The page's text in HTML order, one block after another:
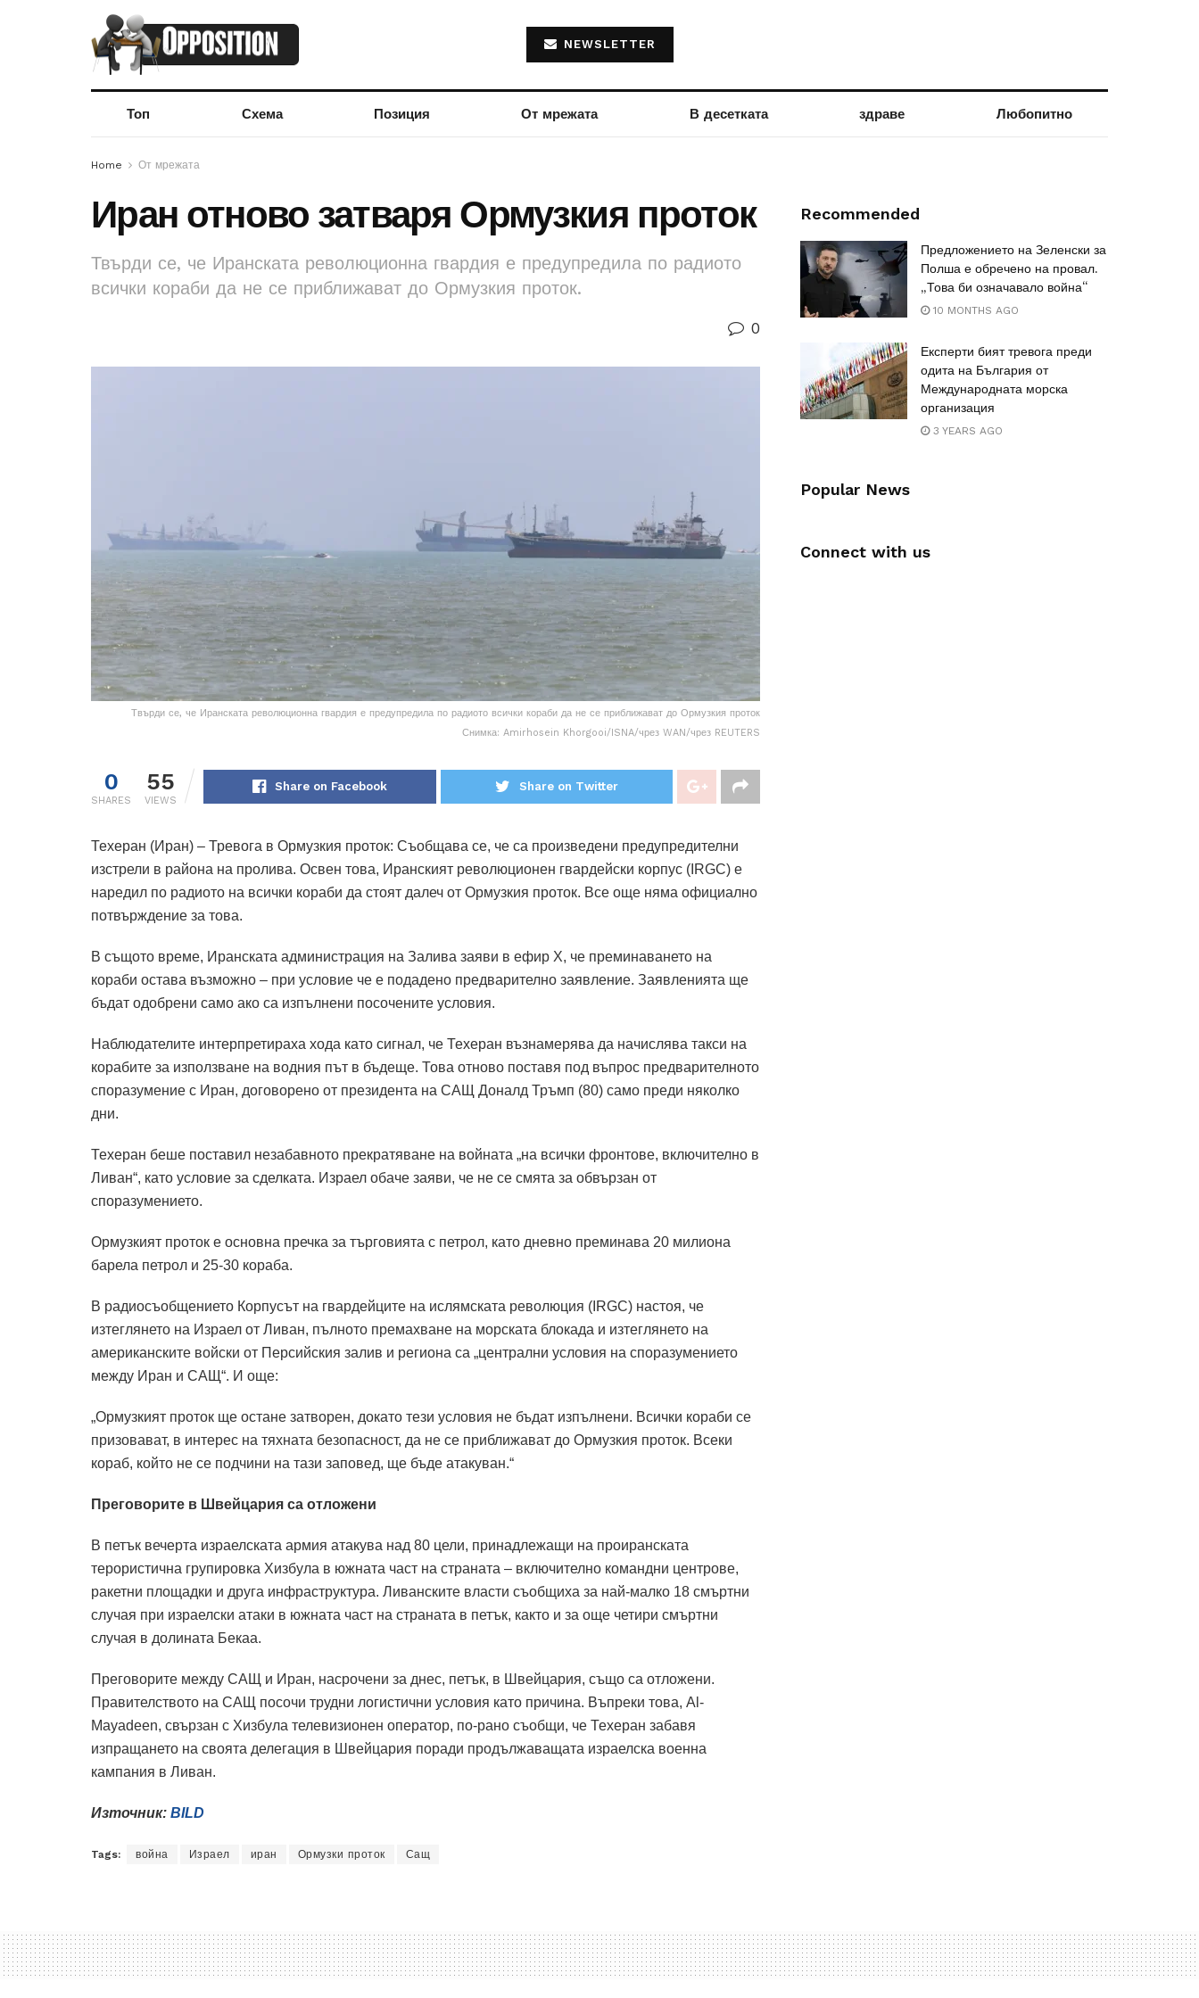
NEWSLETTER
Топ Схема Позиция От мрежата В десетката здраве Любопитно
Home От мрежата
Иран отново затваря Ормузкия проток
Твърди се, че Иранската революционна гвардия е предупредила по радиото
всички кораби да не се приближават до Ормузкия проток.
0
Твърди се, че Иранската революционна гвардия е предупредила по радиото всички кораби да не се приближават до Ормузкия проток
Снимка: Amirhosein Khorgooi/ISNA/чрез WAN/чрез REUTERS
0
SHARES
55
VIEWS
Share on Facebook Share on Twitter
Техеран (Иран) – Тревога в Ормузкия проток: Съобщава се, че са произведени предупредителни
изстрели в района на пролива. Освен това, Иранският революционен гвардейски корпус (IRGC) е
наредил по радиото на всички кораби да стоят далеч от Ормузкия проток. Все още няма официално
потвърждение за това.
В същото време, Иранската администрация на Залива заяви в ефир X, че преминаването на
кораби остава възможно – при условие че е подадено предварително заявление. Заявленията ще
бъдат одобрени само ако са изпълнени посочените условия.
Наблюдателите интерпретираха хода като сигнал, че Техеран възнамерява да начислява такси на
корабите за използване на водния път в бъдеще. Това отново поставя под въпрос предварителното
споразумение с Иран, договорено от президента на САЩ Доналд Тръмп (80) само преди няколко
дни.
Техеран беше поставил незабавното прекратяване на войната „на всички фронтове, включително в
Ливан“, като условие за сделката. Израел обаче заяви, че не се смята за обвързан от
споразумението.
Ормузкият проток е основна пречка за търговията с петрол, като дневно преминава 20 милиона
барела петрол и 25-30 кораба.
В радиосъобщението Корпусът на гвардейците на ислямската революция (IRGC) настоя, че
изтеглянето на Израел от Ливан, пълното премахване на морската блокада и изтеглянето на
американските войски от Персийския залив и региона са „централни условия на споразумението
между Иран и САЩ“. И още:
„Ормузкият проток ще остане затворен, докато тези условия не бъдат изпълнени. Всички кораби се
призовават, в интерес на тяхната безопасност, да не се приближават до Ормузкия проток. Всеки
кораб, който не се подчини на тази заповед, ще бъде атакуван.“
Преговорите в Швейцария са отложени
В петък вечерта израелската армия атакува над 80 цели, принадлежащи на проиранската
терористична групировка Хизбула в южната част на страната – включително командни центрове,
ракетни площадки и друга инфраструктура. Ливанските власти съобщиха за най-малко 18 смъртни
случая при израелски атаки в южната част на страната в петък, както и за още четири смъртни
случая в долината Бекаа.
Преговорите между САЩ и Иран, насрочени за днес, петък, в Швейцария, също са отложени.
Правителството на САЩ посочи трудни логистични условия като причина. Въпреки това, Al-
Mayadeen, свързан с Хизбула телевизионен оператор, по-рано съобщи, че Техеран забавя
изпращането на своята делегация в Швейцария поради продължаващата израелска военна
кампания в Ливан.
Източник: BILD
Tags: война Израел иран Ормузки проток Сащ
Recommended
Предложението на Зеленски за
Полша е обречено на провал.
„Това би означавало война“
10 MONTHS AGO
Експерти бият тревога преди
одита на България от
Международната морска
организация
3 YEARS AGO
Popular News
Connect with us